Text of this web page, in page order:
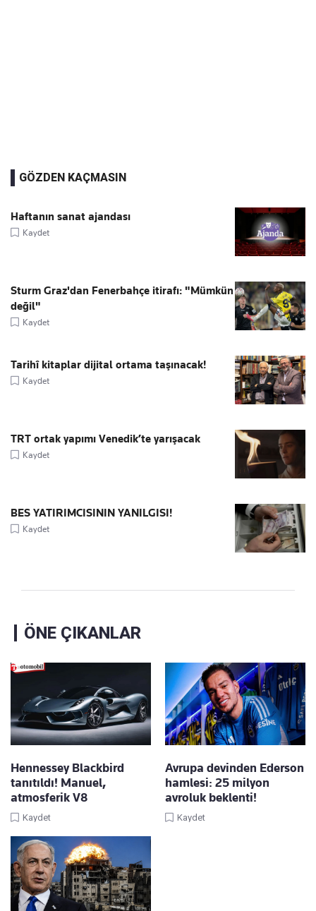
GÖZDEN KAÇMASIN
Haftanın sanat ajandası
Kaydet
Sturm Graz'dan Fenerbahçe itirafı: "Mümkün
değil"
Kaydet
Tarihî kitaplar dijital ortama taşınacak!
Kaydet
TRT ortak yapımı Venedik’te yarışacak
Kaydet
BES YATIRIMCISININ YANILGISI!
Kaydet
ÖNE ÇIKANLAR
Hennessey Blackbird
tanıtıldı! Manuel,
atmosferik V8
Kaydet
Avrupa devinden Ederson
hamlesi: 25 milyon
avroluk beklenti!
Kaydet